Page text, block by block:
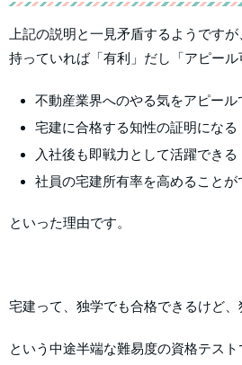
上記の説明と一見矛盾するようです
持っていれば「有利」だし「アピール
不動産業界へのやる気をアピール
宅建に合格する知性の証明になる
入社後も即戦力として活躍できる
社員の宅建所有率を高めることが
といった理由です。
宅建って、独学でも合格できるけど
という中途半端な難易度の資格テスト